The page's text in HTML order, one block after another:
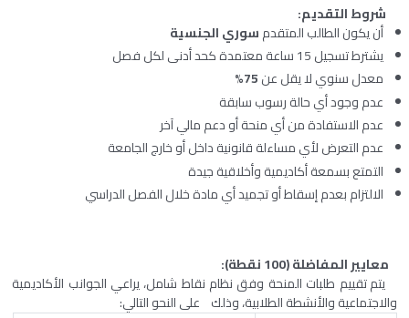
شروط التقديم:
أن يكون الطالب المتقدمسوري الجنسية
يشترط تسجيل 15 ساعة معتمدة كحد أدنى لكل فصل
معدل سنوي لا يقل عن75%
عدم وجود أي حالة رسوب سابقة
عدم الاستفادة من أي منحة أو دعم مالي آخر
عدم التعرض لأي مساءلة قانونية داخل أو خارج الجامعة
التمتع بسمعة أكاديمية وأخلاقية جيدة
الالتزام بعدم إسقاط أو تجميد أي مادة خلال الفصل الدراسي
معايير المفاضلة (100 نقطة)
:
يتم تقييم طلبات المنحة وفق نظام نقاط شامل، يراعي الجوانب الأكاديمية
والاجتماعية والأنشطة الطلابية، وذلك على النحو التالي: